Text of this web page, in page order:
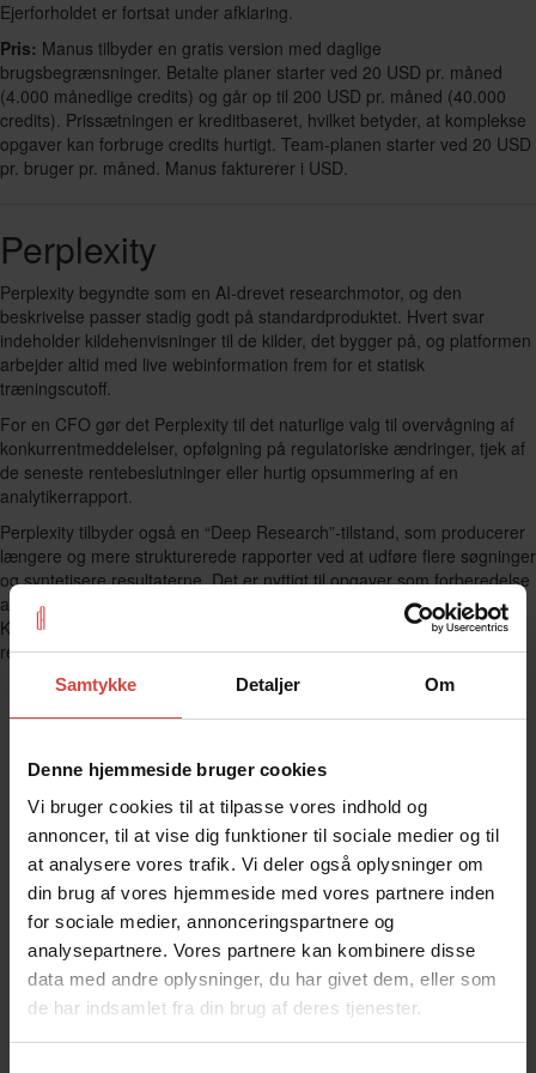
Samtykke Detaljer Om
Denne hjemmeside bruger cookies
Vi bruger cookies til at tilpasse vores indhold og
annoncer, til at vise dig funktioner til sociale medier og til
at analysere vores trafik. Vi deler også oplysninger om
din brug af vores hjemmeside med vores partnere inden
for sociale medier, annonceringspartnere og
analysepartnere. Vores partnere kan kombinere disse
data med andre oplysninger, du har givet dem, eller som
de har indsamlet fra din brug af deres tjenester.
Ejerforholdet er fortsat under afklaring.
Pris: Manus tilbyder en gratis version med daglige
brugsbegrænsninger. Betalte planer starter ved 20 USD pr. måned
(4.000 månedlige credits) og går op til 200 USD pr. måned (40.000
credits). Prissætningen er kreditbaseret, hvilket betyder, at komplekse
opgaver kan forbruge credits hurtigt. Team-planen starter ved 20 USD
pr. bruger pr. måned. Manus fakturerer i USD.
Perplexity
Perplexity begyndte som en AI-drevet researchmotor, og den
beskrivelse passer stadig godt på standardproduktet. Hvert svar
indeholder kildehenvisninger til de kilder, det bygger på, og platformen
arbejder altid med live webinformation frem for et statisk
træningscutoff.
For en CFO gør det Perplexity til det naturlige valg til overvågning af
konkurrentmeddelelser, opfølgning på regulatoriske ændringer, tjek af
de seneste rentebeslutninger eller hurtig opsummering af en
analytikerrapport.
Perplexity tilbyder også en “Deep Research”-tilstand, som producerer
længere og mere strukturerede rapporter ved at udføre flere søgninger
og syntetisere resultaterne. Det er nyttigt til opgaver som forberedelse
af en market entry-analyse eller et supplier due diligence-resumé.
Kvaliteten kan dog være ujævn på meget tekniske emner inden for
regnskab eller skat.